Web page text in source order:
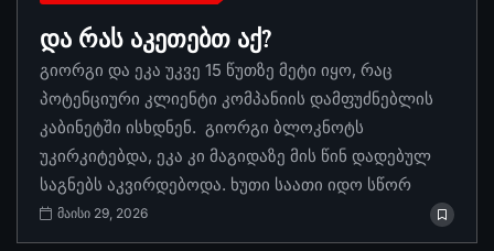
და რას აკეთებთ აქ?
გიორგი და ეკა უკვე 15 წუთზე მეტი იყო, რაც
პოტენციური კლიენტი კომპანიის დამფუძნებლის
კაბინეტში ისხდნენ. გიორგი ბლოკნოტს
უკირკიტებდა, ეკა კი მაგიდაზე მის წინ დადებულ
საგნებს აკვირდებოდა. ხუთი საათი იდო სწორ
მაისი 29, 2026